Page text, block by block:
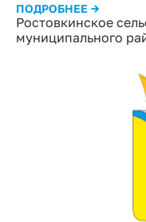
Ростовкинское
муниципального
ПОДРОБНЕЕ →